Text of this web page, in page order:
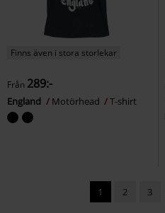
Finns även i stora storlekar
Från 289:-
England Motörhead T-shirt
1 2 3